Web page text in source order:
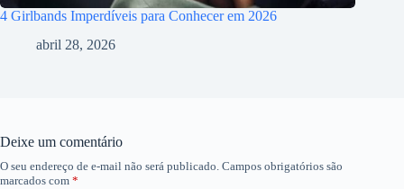
4 Girlbands Imperdíveis para Conhecer em 2026
abril 28, 2026
Deixe um comentário
O seu endereço de e-mail não será publicado. Campos obrigatórios são
marcados com *